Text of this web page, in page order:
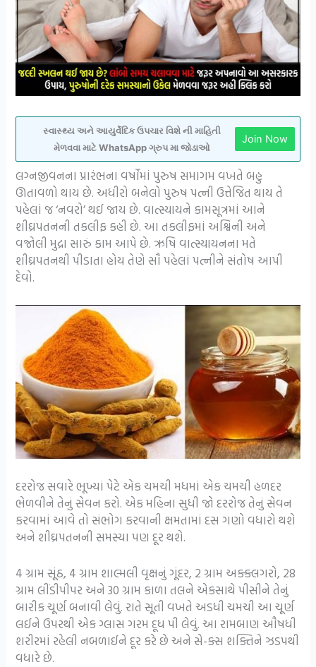
સ્વાસ્થ્ય અને આયુર્વેદિક ઉપચાર વિશે ની માહિતી
મેળવવા માટે WhatsApp ગ્રુપ મા જોડાઓ
Join Now
લગ્નજીવનના પ્રારંભના વર્ષોમાં પુરુષ સમાગમ વખતે બહુ
ઊતાવળો થાય છે. અધીરો બનેલો પુરુષ પત્ની ઉત્તેજિત થાય તે
પહેલાં જ ‘નવરો’ થઈ જાય છે. વાત્સ્યાયને કામસૂત્રમાં આને
શીઘ્રપતનની તકલીફ કહી છે. આ તકલીફમાં અશ્વિની અને
વજ્રોલી મુદ્રા સારું કામ આપે છે. ઋષિ વાત્સ્યાયનના મતે
શીઘ્રપતનથી પીડાતા હોય તેણે સૌ પહેલાં પત્નીને સંતોષ આપી
દેવો.
દરરોજ સવારે ભૂખ્યાં પેટે એક ચમચી મધમાં એક ચમચી હળદર
ભેળવીને તેનું સેવન કરો. એક મહિના સુધી જો દરરોજ તેનું સેવન
કરવામાં આવે તો સંભોગ કરવાની ક્ષમતામાં દસ ગણો વધારો થશે
અને શીઘ્રપતનની સમસ્યા પણ દૂર થશે.
4 ગ્રામ સૂંઠ, 4 ગ્રામ શાલ્મલી વૃક્ષનું ગૂંદર, 2 ગ્રામ અક્ક્લગરો, 28
ગ્રામ લીંડીપીપર અને 30 ગ્રામ કાળા તલને એકસાથે પીસીને તેનું
બારીક ચૂર્ણ બનાવી લેવું. રાતે સૂતી વખતે અડધી ચમચી આ ચૂર્ણ
લઈને ઉપરથી એક ગ્લાસ ગરમ દૂધ પી લેવું. આ રામબાણ ઔષધી
શરીરમાં રહેલી નબળાઈને દૂર કરે છે અને સે-ક્સ શક્તિને ઝડપથી
વધારે છે.